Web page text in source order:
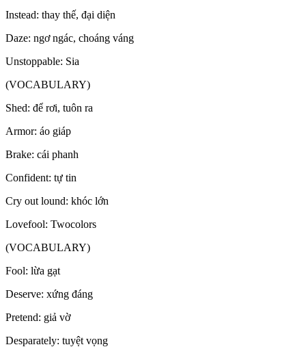
Instead: thay thế, đại diện
Daze: ngơ ngác, choáng váng
Unstoppable: Sia
(VOCABULARY)
Shed: để rơi, tuôn ra
Armor: áo giáp
Brake: cái phanh
Confident: tự tin
Cry out lound: khóc lớn
Lovefool: Twocolors
(VOCABULARY)
Fool: lừa gạt
Deserve: xứng đáng
Pretend: giả vờ
Desparately: tuyệt vọng